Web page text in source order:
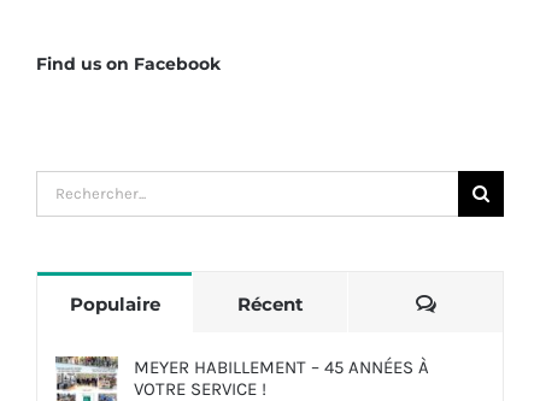
Find us on Facebook
Rechercher:
Populaire Récent
MEYER HABILLEMENT – 45 ANNÉES À
VOTRE SERVICE !